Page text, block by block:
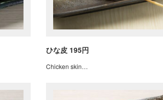
ひな皮 195円
Chicken skin…